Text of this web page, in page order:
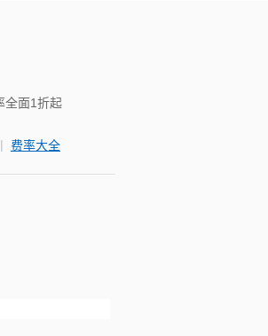
全面1折起
| 费率大全